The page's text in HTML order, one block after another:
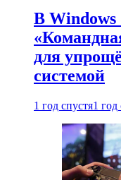
В Windows
для
системой
1 год спустя1 год